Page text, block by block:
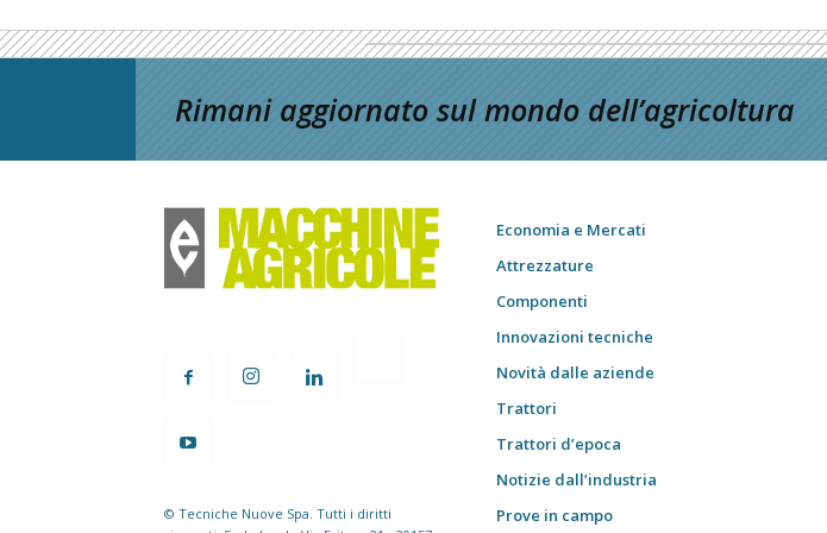
Rimani aggiornato sul mondo dell’agricoltura
© Tecniche Nuove Spa. Tutti i diritti
Economia e Mercati
Attrezzature
Componenti
Innovazioni tecniche
Novità dalle aziende
Trattori
Trattori d’epoca
Notizie dall’industria
Prove in campo